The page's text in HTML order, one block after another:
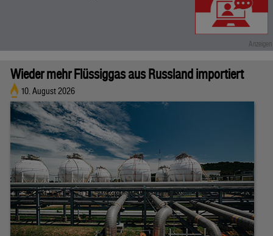
Wieder mehr Flüssiggas aus Russland importiert
10. August 2026